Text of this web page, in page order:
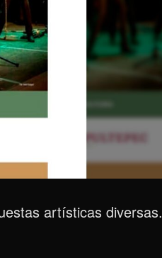
artísticas diversas.